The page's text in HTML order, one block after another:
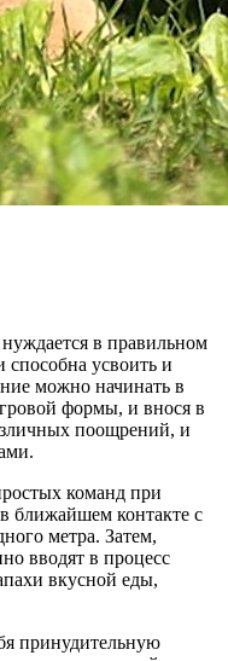
в правильном
усвоить и
можно начинать в
формы, и внося в
поощрений, и
команд при
ближайшем контакте с
метра. Затем,
вводят в процесс
вкусной еды,
принудительную